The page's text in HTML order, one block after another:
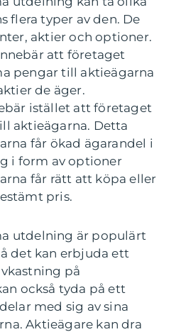
flera typer av den. De
aktier och optioner.
att företaget
pengar till aktieägarna
de äger.
istället att företaget
aktieägarna. Detta
får ökad ägarandel i
i form av optioner
får rätt att köpa eller
pris.
utdelning är populärt
det kan erbjuda ett
på
också tyda på ett
med sig av sina
Aktieägare kan dra